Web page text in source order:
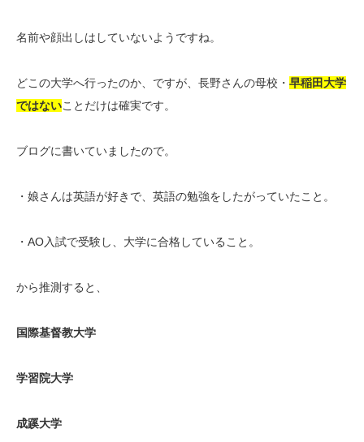
名前や顔出しはしていないようですね。
どこの大学へ行ったのか、ですが、長野さんの母校・ 早稲田大学
ではないことだけは確実です。
ブログに書いていましたので。
・娘さんは英語が好きで、英語の勉強をしたがっていたこと。
・AO入試で受験し、大学に合格していること。
から推測すると、
国際基督教大学
学習院大学
成蹊大学